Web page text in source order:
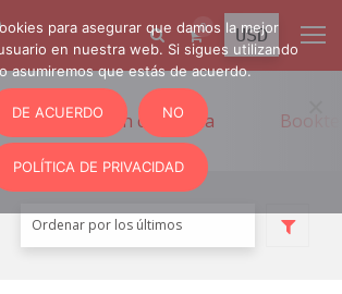
0
Sin categoría
para asegurar que damos la mejor
en nuestra web. Si sigues utilizando
asumiremos que estás de acuerdo.
DE ACUERDO NO
POLÍTICA DE PRIVACIDAD